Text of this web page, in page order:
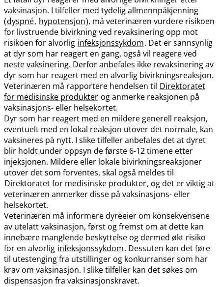
vaksinasjon. I tilfeller med tydelig allmennpåkjenning
(dyspné, hypotensjon), må veterinæren vurdere risikoen
for livstruende bivirkning ved revaksinering opp mot
risikoen for alvorlig infeksjonssykdom. Det er sannsynlig
at dyr som har reagert en gang, også vil reagere ved
neste vaksinering. Derfor anbefales ikke revaksinering av
dyr som har reagert med en alvorlig bivirkningsreaksjon.
Veterinæren må rapportere hendelsen til Direktoratet
for medisinske produkter og anmerke reaksjonen på
vaksinasjons- eller helsekortet.
Dyr som har reagert med en mildere generell reaksjon,
eventuelt med en lokal reaksjon utover det normale, kan
vaksineres på nytt. I slike tilfeller anbefales det at dyret
blir holdt under oppsyn de første 6-12 timene etter
injeksjonen. Mildere eller lokale bivirkningsreaksjoner
utover det som forventes, skal også meldes til
Direktoratet for medisinske produkter, og det er viktig at
veterinæren anmerker disse på vaksinasjons- eller
helsekortet.
Veterinæren må informere dyreeier om konsekvensene
av utelatt vaksinasjon, først og fremst om at dette kan
innebære manglende beskyttelse og dermed økt risiko
for en alvorlig infeksjonssykdom. Dessuten kan det føre
til utestenging fra utstillinger og konkurranser som har
krav om vaksinasjon. I slike tilfeller kan det søkes om
dispensasjon fra vaksinasjonskravet.